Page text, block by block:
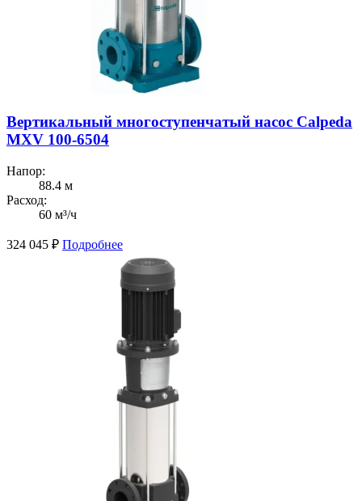
Вертикальный многоступенчатый насос Calpeda
MXV 100-6504
Напор:
88.4 м
Расход:
60 м³/ч
324 045 ₽ Подробнее